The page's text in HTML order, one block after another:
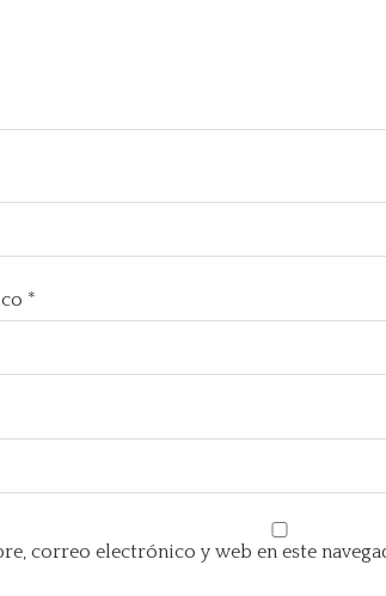
*
correo electrónico y web en este